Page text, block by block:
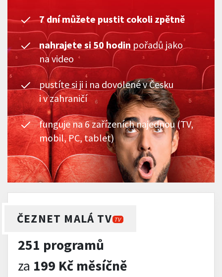
7 dní můžete pustit cokoli zpětně
nahrajete si 50 hodin pořadů jako
na video
pustíte si ji i na dovolené v Česku
i v zahraničí
funguje na 6 zařízeních najednou (TV,
mobil, PC, tablet)
ČEZNET MALÁ TV TV
251 programů
za 199 Kč měsíčně